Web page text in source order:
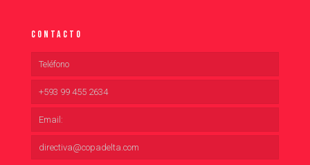
Contacto
Teléfono
+593 99 455 2634
Email:
directiva@copadelta.com